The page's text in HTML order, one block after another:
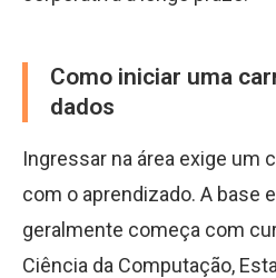
Como iniciar uma
dados
Ingressar na área exige um
com o aprendizado. A base
geralmente começa com
Ciência da Computação,